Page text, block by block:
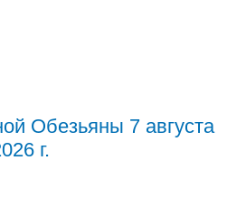
Обезьяны 7 августа
г.